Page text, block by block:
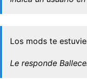
Los mods te
Le responde